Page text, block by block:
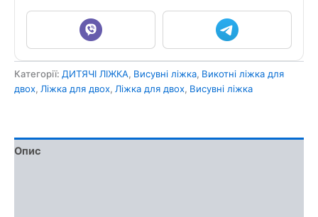
Категорії: ДИТЯЧІ ЛІЖКА, Висувні ліжка, Викотні ліжка для
двох, Ліжка для двох, Ліжка для двох, Висувні ліжка
Опис